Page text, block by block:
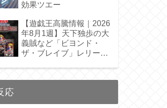
効果ツエー
【遊戯王高騰情報｜2026
年8月1週】天下独歩の大
義賊など「ビヨンド・
ザ・ブレイブ」レリーフ
応